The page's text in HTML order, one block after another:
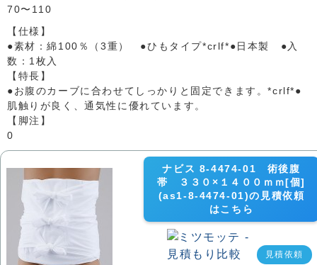
70〜110
【仕様】
●素材：綿100％（3重） ●ひもタイプ*crlf*●日本製 ●入
数：1枚入
【特長】
●お腹のカーブに合わせてしっかりと固定できます。*crlf*●
肌触りが良く、通気性に優れています。
【脚注】
0
ナビス 8-4474-01 術後腹
帯 ３３０×１４００ｍｍ[個]
(as1-8-4474-01)の見積依頼
はこちら
見積依頼